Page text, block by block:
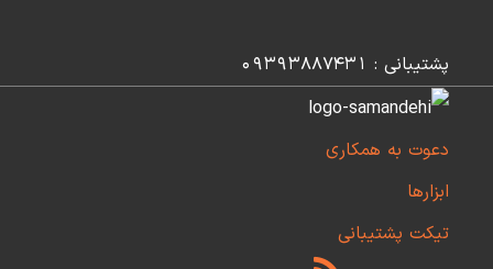
پشتیبانی : 09393887431
دعوت به همکاری
ابزارها
تیکت پشتیبانی